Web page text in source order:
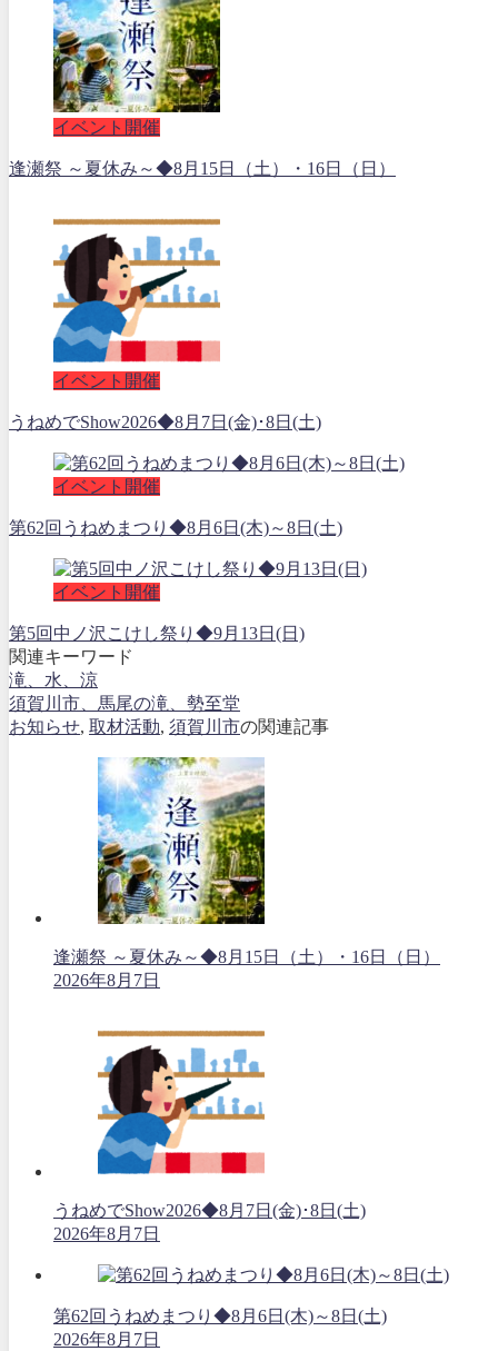
イベント開催
逢瀬祭 ～夏休み～◆8月15日（土）・16日（日）
イベント開催
うねめでShow2026◆8月7日(金)･8日(土)
イベント開催
第62回うねめまつり◆8月6日(木)～8日(土)
イベント開催
第5回中ノ沢こけし祭り◆9月13日(日)
関連キーワード
滝、水、涼
須賀川市、馬尾の滝、勢至堂
お知らせ, 取材活動, 須賀川市の関連記事
逢瀬祭 ～夏休み～◆8月15日（土）・16日（日）
2026年8月7日
うねめでShow2026◆8月7日(金)･8日(土)
2026年8月7日
第62回うねめまつり◆8月6日(木)～8日(土)
2026年8月7日